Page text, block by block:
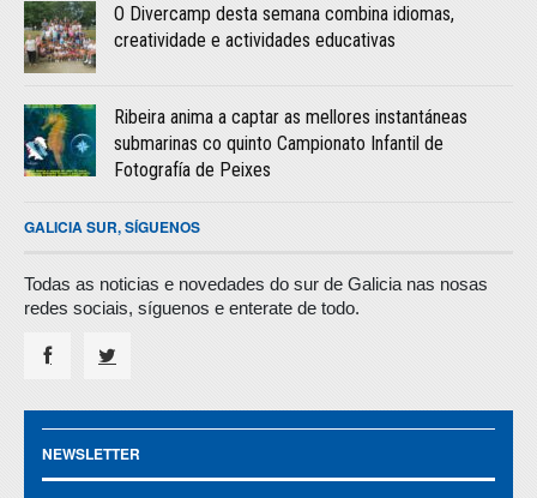
O Divercamp desta semana combina idiomas,
creatividade e actividades educativas
Ribeira anima a captar as mellores instantáneas
submarinas co quinto Campionato Infantil de
Fotografía de Peixes
GALICIA SUR, SÍGUENOS
Todas as noticias e novedades do sur de Galicia nas nosas
redes sociais, síguenos e enterate de todo.
NEWSLETTER